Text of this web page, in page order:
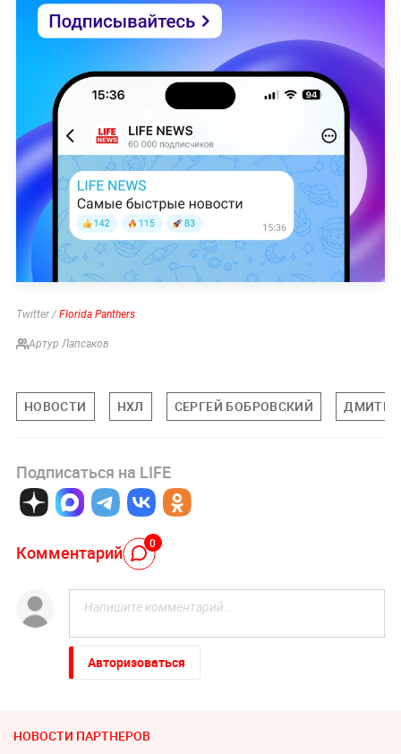
Twitter / Florida Panthers
Артур Лапсаков
НОВОСТИ НХЛ СЕРГЕЙ БОБРОВСКИЙ
Подписаться на LIFE
Комментарий 0
Авторизоваться
НОВОСТИ ПАРТНЕРОВ